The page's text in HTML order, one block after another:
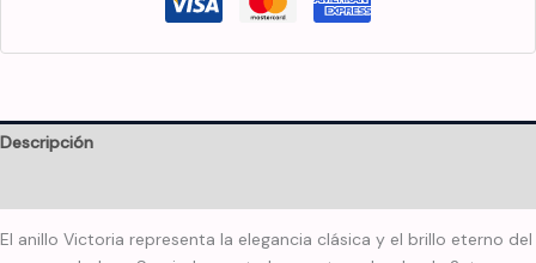
Descripción
El anillo Victoria representa la elegancia clásica y el brillo eterno del